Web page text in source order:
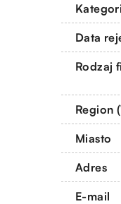
Data
Rodzaj
Region
Miasto
Adres
E-mail